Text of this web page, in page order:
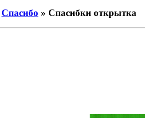
Спасибо » Спасибки открытка